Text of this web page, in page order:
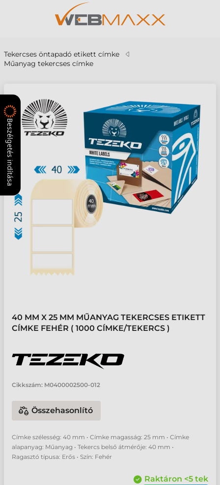
Tekercses öntapadó etikett címke
Műanyag tekercses címke
40 MM X 25 MM MŰANYAG TEKERCSES ETIKETT
CÍMKE FEHÉR ( 1000 CÍMKE/TEKERCS )
Cikkszám: M0400002500-012
Összehasonlító
Címke szélesség: 40 mm • Címke magasság: 25 mm • Címke
alapanyag: Műanyag • Tekercs belső átmérője: 40 mm •
Ragasztó típusa: Erős • Szín: Fehér
Raktáron <5 tek
Beszélgetés indítása